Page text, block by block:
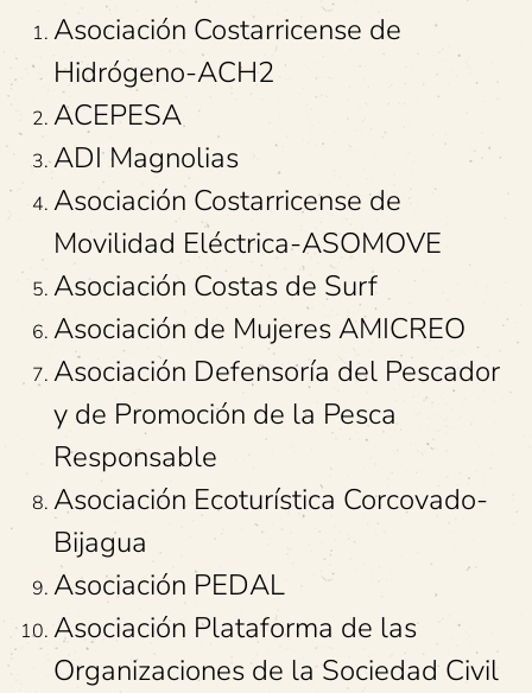
Asociación Costarricense de
Hidrógeno-ACH2
ACEPESA
ADI Magnolias
Asociación Costarricense de
Movilidad Eléctrica-ASOMOVE
Asociación Costas de Surf
Asociación de Mujeres AMICREO
Asociación Defensoría del Pescador
y de Promoción de la Pesca
Responsable
Asociación Ecoturística Corcovado-
Bijagua
Asociación PEDAL
Asociación Plataforma de las
Organizaciones de la Sociedad Civil